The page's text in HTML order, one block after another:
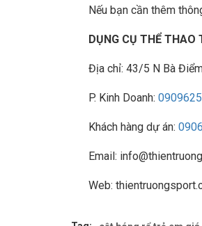
Nếu bạn cần thêm
DỤNG CỤ THỂ THAO
Địa chỉ: 43/5 N Bà
P. Kinh Doanh:
Khách hàng dự án:
Email:
Web: